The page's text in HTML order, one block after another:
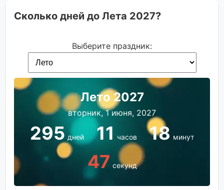
Сколько дней до Лета 2027?
Выберите праздник:
Лето 2027
вторник, 1 июня, 2027
295 дней 11 часов 18 минут
47 секунд